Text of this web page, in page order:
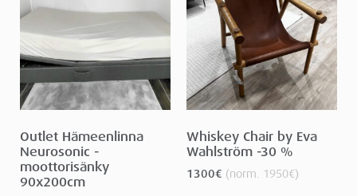
Outlet Hämeenlinna
Neurosonic -
moottorisänky
90x200cm
Whiskey Chair by Eva
Wahlström -30 %
1300€ (norm. 1950€)